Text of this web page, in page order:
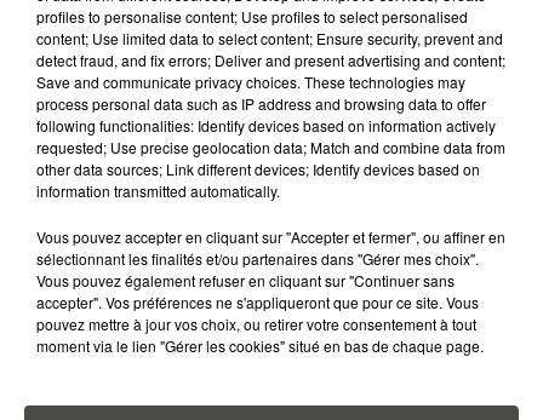
29 juillet 2026
KAVINSKY RETROUVÉ MORT À
SON DOMICILE : L'ICÔNE
FRANÇAISE DE...
23 juillet 2026
DE VANNES À NANTES, LE FUTUR
BOMBARDIER D'EAU FRANÇAIS
20 juillet 2026
A400M : LE GÉANT DE L'ARMÉE
ENTRE EN GUERRE CONTRE LES
FLAMMES
profiles to personalise content; Use profiles to select personalised
content; Use limited data to select content; Ensure security, prevent and
detect fraud, and fix errors; Deliver and present advertising and content;
Save and communicate privacy choices. These technologies may
process personal data such as IP address and browsing data to offer
following functionalities: Identify devices based on information actively
requested; Use precise geolocation data; Match and combine data from
other data sources; Link different devices; Identify devices based on
information transmitted automatically.
Vous pouvez accepter en cliquant sur "Accepter et fermer", ou affiner en
sélectionnant les finalités et/ou partenaires dans "Gérer mes choix".
Vous pouvez également refuser en cliquant sur "Continuer sans
accepter". Vos préférences ne s'appliqueront que pour ce site. Vous
pouvez mettre à jour vos choix, ou retirer votre consentement à tout
moment via le lien "Gérer les cookies" situé en bas de chaque page.